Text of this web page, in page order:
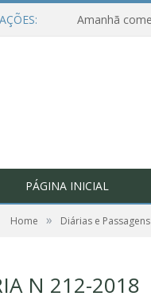
PÁGINA INICIAL
Home » Diárias e Passagens
N 212-2018